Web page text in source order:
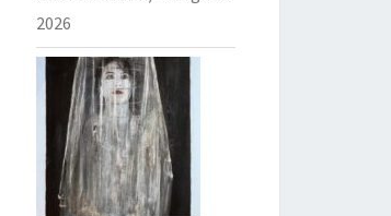
2026